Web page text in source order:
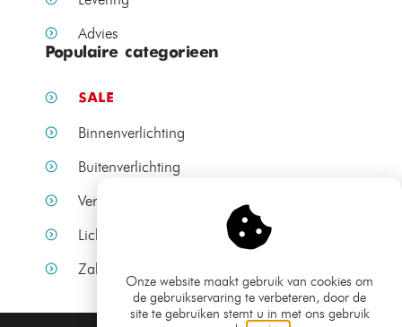
Advies
Populaire categorieen
SALE
Binnenverlichting
Buitenverlichting
Verlichting per ruimte
Lichtbronnen
Zakelijke verlichting
Onze website maakt gebruik van cookies om
de gebruikservaring te verbeteren, door de
site te gebruiken stemt u in met ons gebruik